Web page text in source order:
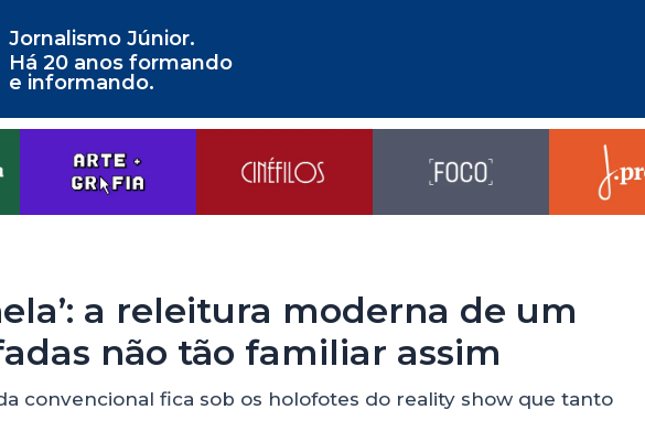
Jornalismo Júnior.
Há 20 anos formando
e informando.
a releitura moderna de um
não tão familiar assim
convencional fica sob os holofotes do reality show que tanto